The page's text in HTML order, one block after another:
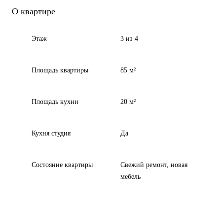
О квартире
Этаж 3 из 4
Площадь квартиры 85 м²
Площадь кухни 20 м²
Кухня студия Да
Состояние квартиры
Свежий ремонт, новая
мебель